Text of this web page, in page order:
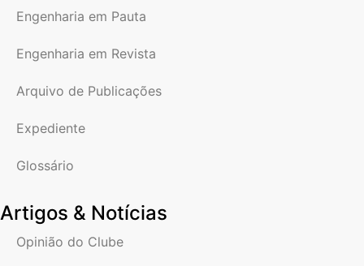
Engenharia em Pauta
Engenharia em Revista
Arquivo de Publicações
Expediente
Glossário
Artigos & Notícias
Opinião do Clube